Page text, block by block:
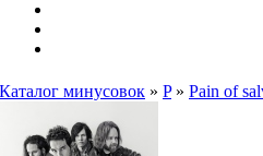
Каталог минусовок » P» Pain of